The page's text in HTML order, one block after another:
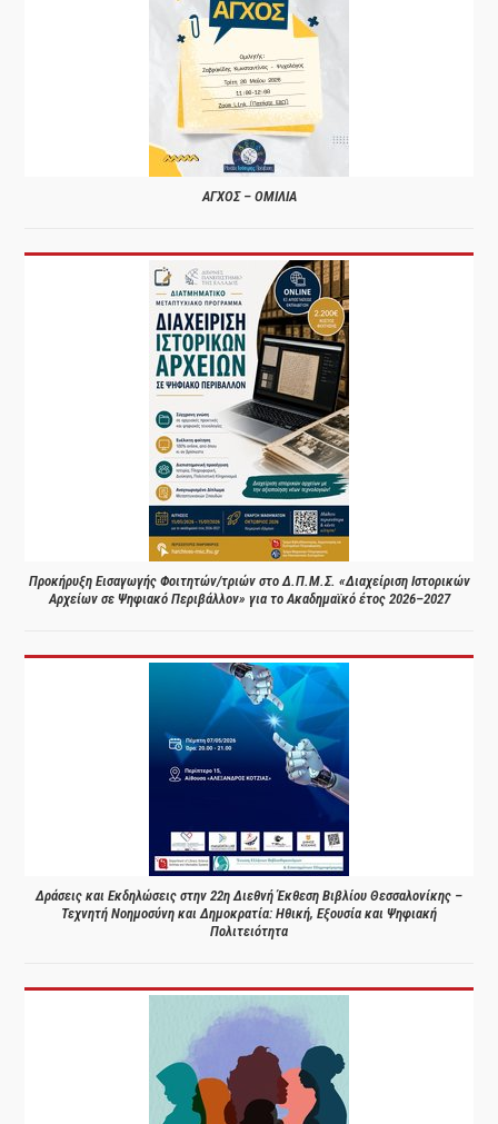
ΑΓΧΟΣ – ΟΜΙΛΙΑ
Προκήρυξη Εισαγωγής Φοιτητών/τριών στο Δ.Π.Μ.Σ. «Διαχείριση Ιστορικών
Αρχείων σε Ψηφιακό Περιβάλλον» για το Ακαδημαϊκό έτος 2026–2027
Δράσεις και Εκδηλώσεις στην 22η Διεθνή Έκθεση Βιβλίου Θεσσαλονίκης –
Τεχνητή Νοημοσύνη και Δημοκρατία: Ηθική, Εξουσία και Ψηφιακή
Πολιτειότητα